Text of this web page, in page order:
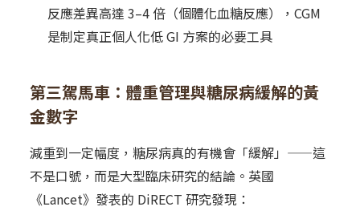
反應差異高達 3–4 倍（個體化血糖反應），CGM
是制定真正個人化低 GI 方案的必要工具
第三駕馬車：體重管理與糖尿病緩解的黃
金數字
減重到一定幅度，糖尿病真的有機會「緩解」——這
不是口號，而是大型臨床研究的結論。英國
《Lancet》發表的 DiRECT 研究發現：